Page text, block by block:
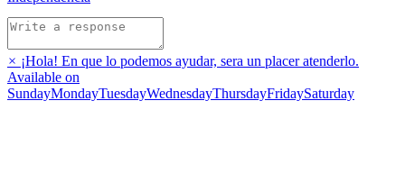
× ¡Hola! En que lo podemos ayudar, sera un placer atenderlo.
Available on
SundayMondayTuesdayWednesdayThursdayFridaySaturday